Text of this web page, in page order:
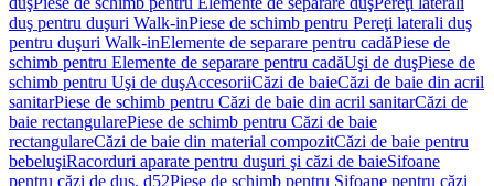
duş pentru duşuri Walk-inPiese de schimb pentru Pereţi laterali duş
pentru duşuri Walk-inElemente de separare pentru cadăPiese de
schimb pentru Elemente de separare pentru cadăUşi de duşPiese de
schimb pentru Uşi de duşAccesoriiCăzi de baieCăzi de baie din acril
sanitarPiese de schimb pentru Căzi de baie din acril sanitarCăzi de
baie rectangularePiese de schimb pentru Căzi de baie
rectangulareCăzi de baie din material compozitCăzi de baie pentru
bebeluşiRacorduri aparate pentru duşuri şi căzi de baieSifoane
pentru căzi de duş, d52Piese de schimb pentru Sifoane pentru căzi